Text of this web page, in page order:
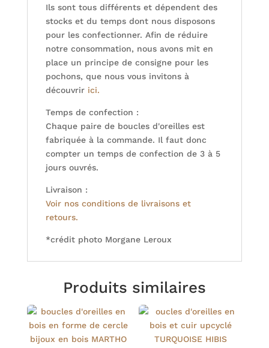
Ils sont tous différents et dépendent des
stocks et du temps dont nous disposons
pour les confectionner. Afin de réduire
notre consommation, nous avons mit en
place un principe de consigne pour les
pochons, que nous vous invitons à
découvrir ici.
Temps de confection :
Chaque paire de boucles d'oreilles est
fabriquée à la commande. Il faut donc
compter un temps de confection de 3 à 5
jours ouvrés.
Livraison :
Voir nos conditions de livraisons et
retours.
*crédit photo Morgane Leroux
Produits similaires